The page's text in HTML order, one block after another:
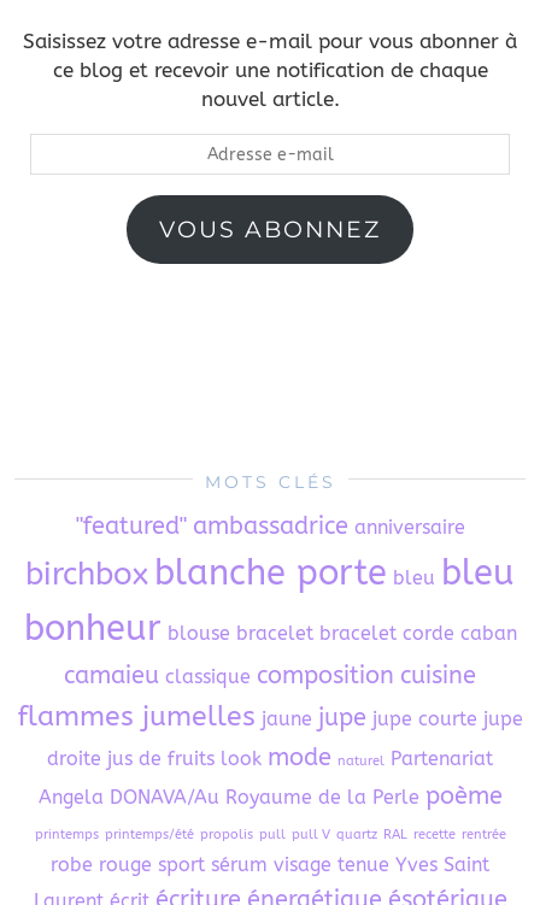
Saisissez votre adresse e-mail pour vous abonner à
ce blog et recevoir une notification de chaque
nouvel article.
e-
VOUS ABONNEZ
MOTS CLÉS
"featured" ambassadrice anniversaire
birchbox blanche porte bleu bleu
bonheur blouse bracelet bracelet corde caban
camaieu classique composition cuisine
flammes jumelles jaune jupe jupe courte jupe
droite jus de fruits look mode naturel Partenariat
Angela DONAVA/Au Royaume de la Perle poème
printemps printemps/été propolis pull pull V quartz RAL recette rentrée
robe rouge sport sérum visage tenue Yves Saint
Laurent écrit écriture énergétique ésotérique